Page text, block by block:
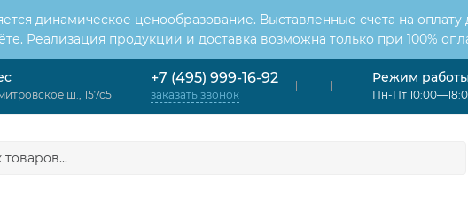
динамическое ценообразование. Выставленные счета на
Реализация продукции и доставка возможна только при 100%
ш., 157с5
+7 (495) 999-16-92
заказать звонок
Режим работы
Пн-Пт